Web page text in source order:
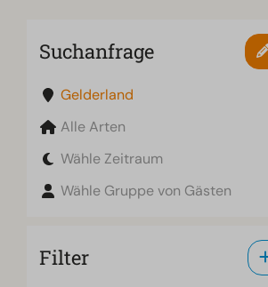
Suchanfrage
Gelderland
Alle Arten
Wähle Zeitraum
Wähle Gruppe von Gästen
Filter